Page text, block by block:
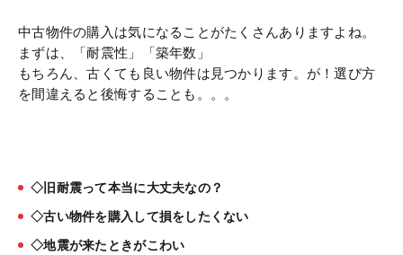
中古物件の購入は気になることがたくさんありますよね。
まずは、「耐震性」「築年数」
もちろん、古くても良い物件は見つかります。が！選び方
を間違えると後悔することも。。。
◇旧耐震って本当に大丈夫なの？
◇古い物件を購入して損をしたくない
◇地震が来たときがこわい